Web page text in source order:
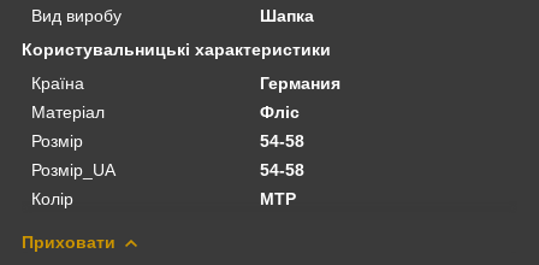
Вид виробу
Шапка
Користувальницькі характеристики
Країна
Германия
Матеріал
Фліс
Розмір
54-58
Розмір_UA
54-58
Колір
MTP
Приховати